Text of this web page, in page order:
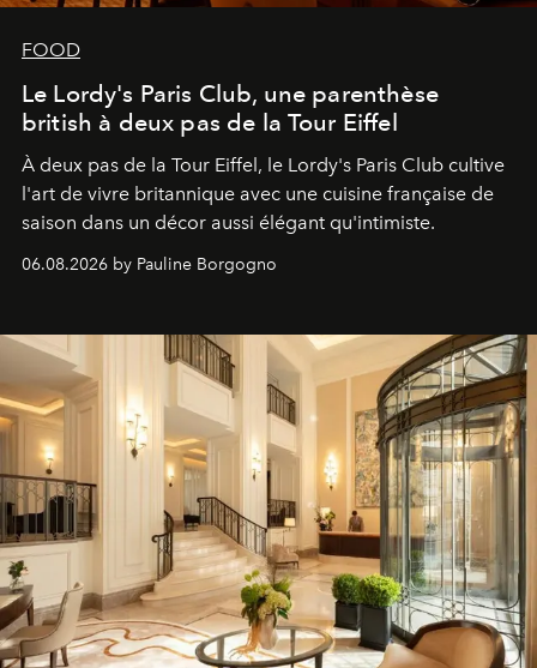
FOOD
Le Lordy's Paris Club, une parenthèse
british à deux pas de la Tour Eiffel
À deux pas de la Tour Eiffel, le Lordy's Paris Club cultive
l'art de vivre britannique avec une cuisine française de
saison dans un décor aussi élégant qu'intimiste.
06.08.2026 by Pauline Borgogno